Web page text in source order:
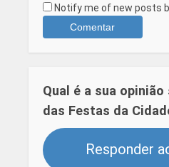
Notify me of new posts
Qual é a sua
das Festas da
Responder